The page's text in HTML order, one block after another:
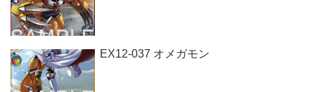
EX12-037 オメガモン